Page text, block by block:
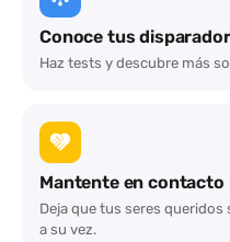
Conoce tus
Haz tests y descubre más
Mantente en contacto
Deja que tus seres
a su vez.